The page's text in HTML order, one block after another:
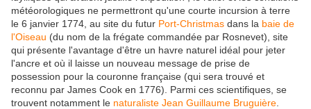
météorologiques ne permettront qu'une courte incursion à terre
le 6 janvier 1774 , au site du futur Port-Christmas dans la baie de
l'Oiseau (du nom de la frégate commandée par Rosnevet), site
qui présente l'avantage d'être un havre naturel idéal pour jeter
l'ancre et où il laisse un nouveau message de prise de
possession pour la couronne française (qui sera trouvé et
reconnu par James Cook en 1776). Parmi ces scientifiques, se
trouvent notamment le naturaliste Jean Guillaume Bruguière